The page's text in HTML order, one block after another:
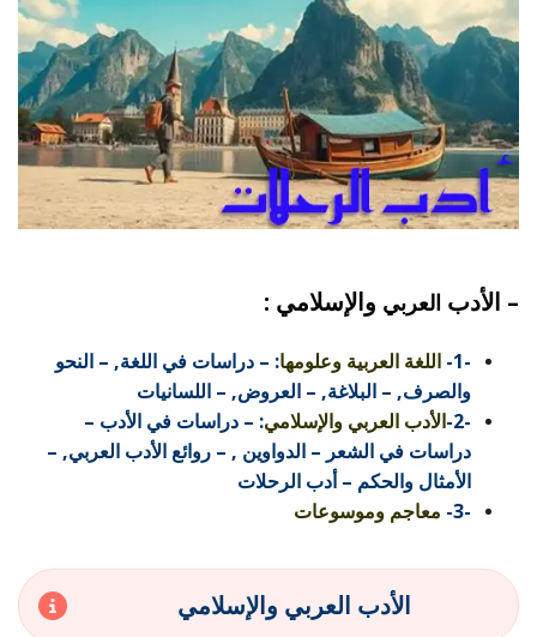
– الأدب العربي والإسلامي :
-1- اللغة العربية وعلومها:
– دراسات في اللغة, – النحو
والصرف, – البلاغة, – العروض, – اللسانيات
-2-
الأدب العربي والإسلامي:
– دراسات في الأدب –
دراسات في الشعر – الدواوين , – روائع الأدب العربي, –
الأمثال والحكم – أدب الرحلات
-3-
معاجم وموسوعات
الأدب العربي والإسلامي